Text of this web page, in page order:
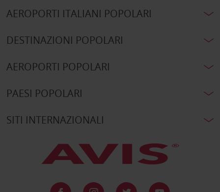
AEROPORTI ITALIANI POPOLARI
DESTINAZIONI POPOLARI
AEROPORTI POPOLARI
PAESI POPOLARI
SITI INTERNAZIONALI